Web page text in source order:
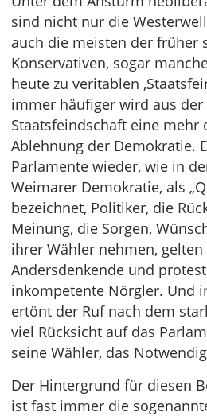
sind nicht nur die
auch die meisten der früher
Konservativen, sogar
heute zu veritablen
immer häufiger wird aus
Staatsfeindschaft eine mehr
Ablehnung der Demokratie.
Parlamente wieder, wie in
Weimarer Demokratie, als
bezeichnet, Politiker, die
Meinung, die Sorgen,
ihrer Wähler nehmen, gelten
Andersdenkende und
inkompetente Nörgler. Und
ertönt der Ruf nach dem
viel Rücksicht auf das
seine Wähler, das
Der Hintergrund für diesen
ist fast immer die